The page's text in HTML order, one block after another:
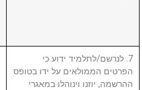
7. לנרשם/לתלמיד ידוע כי
הפרטים הממולאים על ידו בטופס
ההרשמה, יוזנו וינוהלו במאגרי